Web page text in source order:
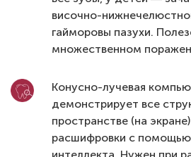
височно-
гайморовы пазухи.
множественном
Конусно-лучевая
демонстрирует все
пространстве (на
расшифровки с помощью